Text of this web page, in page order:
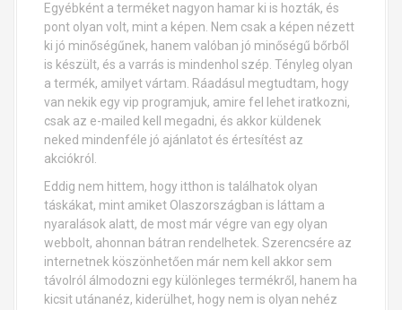
Egyébként a terméket nagyon hamar ki is hozták, és
pont olyan volt, mint a képen. Nem csak a képen nézett
ki jó minőségűnek, hanem valóban jó minőségű bőrből
is készült, és a varrás is mindenhol szép. Tényleg olyan
a termék, amilyet vártam. Ráadásul megtudtam, hogy
van nekik egy vip programjuk, amire fel lehet iratkozni,
csak az e-mailed kell megadni, és akkor küldenek
neked mindenféle jó ajánlatot és értesítést az
akciókról.
Eddig nem hittem, hogy itthon is találhatok olyan
táskákat, mint amiket Olaszországban is láttam a
nyaralások alatt, de most már végre van egy olyan
webbolt, ahonnan bátran rendelhetek. Szerencsére az
internetnek köszönhetően már nem kell akkor sem
távolról álmodozni egy különleges termékről, hanem ha
kicsit utánanéz, kiderülhet, hogy nem is olyan nehéz